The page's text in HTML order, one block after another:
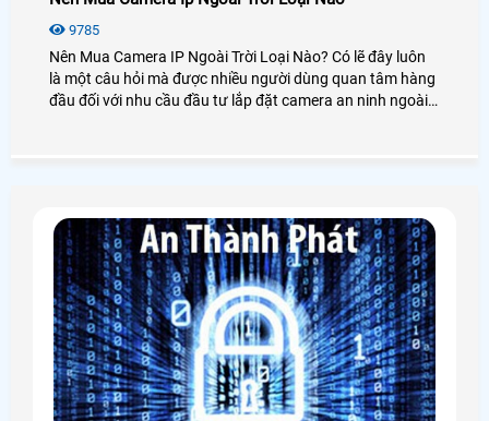
9785
Nên Mua Camera IP Ngoài Trời Loại Nào? Có lẽ đây luôn
là một câu hỏi mà được nhiều người dùng quan tâm hàng
đầu đối với nhu cầu đầu tư lắp đặt camera an ninh ngoài